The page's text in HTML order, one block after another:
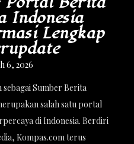
Indonesia
Lengkap
6, 2026
Sumber Berita
salah satu portal
di Indonesia. Berdiri
Kompas.com terus